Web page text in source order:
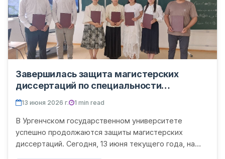
Завершилась защита магистерских
диссертаций по специальности
«70540202 – Математический
инжиниринг»
13 июня 2026 г. 1 min read
В Ургенчском государственном университете
успешно продолжаются защиты магистерских
диссертаций. Сегодня, 13 июня текущего года, на